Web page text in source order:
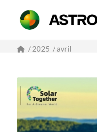
/ 2025 /avril